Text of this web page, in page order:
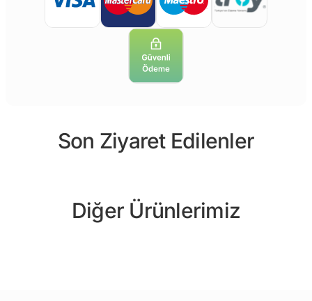
Son Ziyaret Edilenler
Diğer Ürünlerimiz